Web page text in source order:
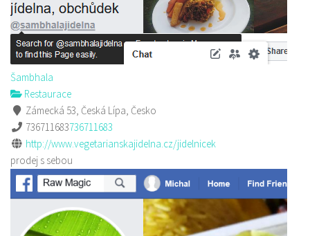
Šambhala
Restaurace
Zámecká 53, Česká Lípa, Česko
736711683736711683
http://www.vegetarianskajidelna.cz/jidelnicek
prodej s sebou